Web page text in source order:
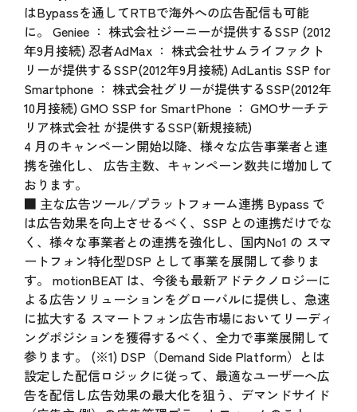
はBypassを通してRTBで海外への広告配信も可能
に。 Geniee ： 株式会社ジーニーが提供するSSP (2012
年9月接続) 忍者AdMax ： 株式会社サムライファクト
リーが提供するSSP(2012年9月接続) AdLantis SSP for
Smartphone ： 株式会社グリーが提供するSSP(2012年
10月接続) GMO SSP for SmartPhone ： GMOサーチテ
リア株式会社 が提供するSSP(新規接続)
4 月のキャンペーン開始以降、様々な広告事業者と連
携を強化し、 広告主数、キャンペーン数共に増加して
おります。
■ 主な広告ツール/プラットフォーム連携 Bypass で
は広告効果を向上させるべく、SSP との連携だけでな
く、様々な事業者との連携を強化し、国内No1 の スマ
ートフォン特化型DSP として事業を展開して参りま
す。 motionBEAT は、今後も最新アドテクノロジーに
よる広告ソリューションをグローバルに提供し、急速
に拡大する スマートフォン広告市場においてリーディ
ングポジションを獲得するべく、全力で事業展開して
参ります。 (※1) DSP（Demand Side Platform）とは
設定した配信ロジックに従って、最適なユーザーへ広
告を配信し広告効果の最大化を狙う、デマンドサイド